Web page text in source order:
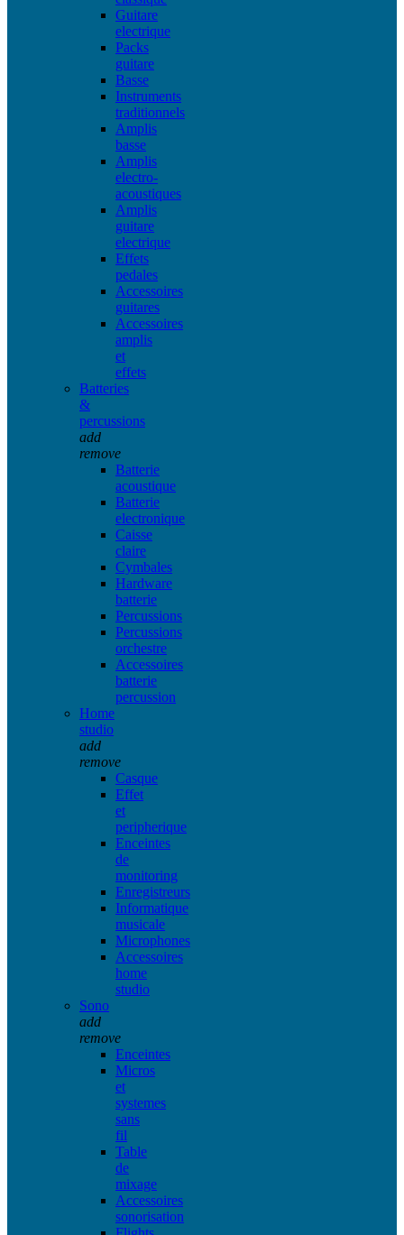
Guitare
electrique
Packs
guitare
Basse
Instruments
traditionnels
Amplis
basse
Amplis
electro-
acoustiques
Amplis
guitare
electrique
Effets
pedales
Accessoires
guitares
Accessoires
amplis
et
effets
Batteries
&
percussions
add
remove
Batterie
acoustique
Batterie
electronique
Caisse
claire
Cymbales
Hardware
batterie
Percussions
Percussions
orchestre
Accessoires
batterie
percussion
Home
studio
add
remove
Casque
Effet
et
peripherique
Enceintes
de
monitoring
Enregistreurs
Informatique
musicale
Microphones
Accessoires
home
studio
Sono
add
remove
Enceintes
Micros
et
systemes
sans
fil
Table
de
mixage
Accessoires
sonorisation